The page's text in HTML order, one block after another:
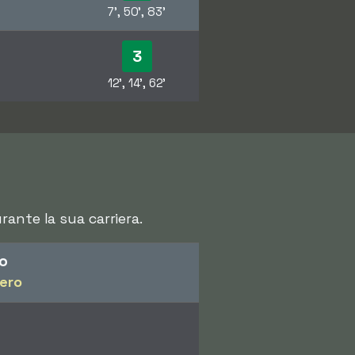
7', 50', 83'
3
12', 14', 62'
la sua carriera.